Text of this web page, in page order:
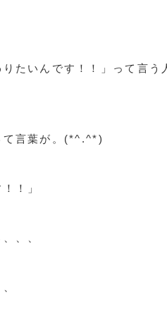
たいんです！！」って言う
て言葉が。(*^.^*)
！」
、、